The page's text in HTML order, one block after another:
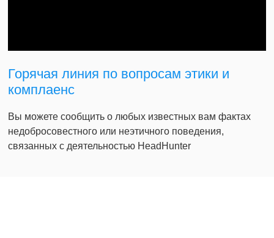
Горячая линия по вопросам этики и
комплаенс
Вы можете сообщить о любых известных вам фактах
недобросовестного или неэтичного поведения,
связанных с деятельностью HeadHunter